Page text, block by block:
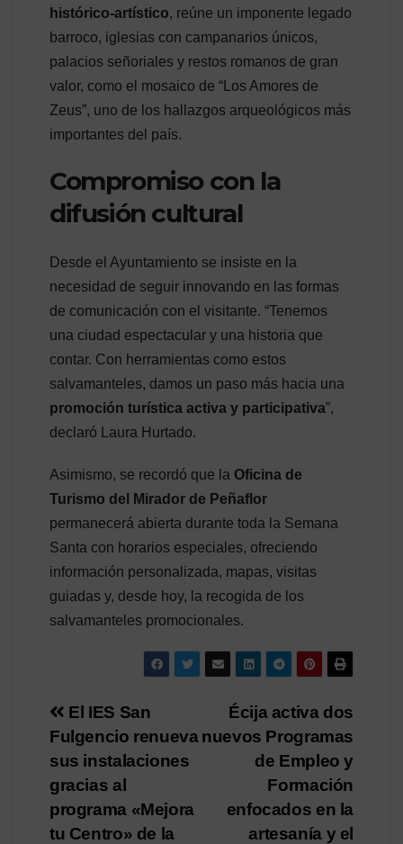
histórico-artístico, reúne un imponente legado
barroco, iglesias con campanarios únicos,
palacios señoriales y restos romanos de gran
valor, como el mosaico de “Los Amores de
Zeus”, uno de los hallazgos arqueológicos más
importantes del país.
Compromiso con la
difusión cultural
Desde el Ayuntamiento se insiste en la
necesidad de seguir innovando en las formas
de comunicación con el visitante. “Tenemos
una ciudad espectacular y una historia que
contar. Con herramientas como estos
salvamanteles, damos un paso más hacia una
promoción turística activa y participativa”,
declaró Laura Hurtado.
Asimismo, se recordó que la Oficina de
Turismo del Mirador de Peñaflor
permanecerá abierta durante toda la Semana
Santa con horarios especiales, ofreciendo
información personalizada, mapas, visitas
guiadas y, desde hoy, la recogida de los
salvamanteles promocionales.
Navegación
de
entradas
Écija activa dos
nuevos Programas
de Empleo y
Formación
enfocados en la
artesanía y el
El IES San
Fulgencio renueva
sus instalaciones
gracias al
programa «Mejora
tu Centro» de la